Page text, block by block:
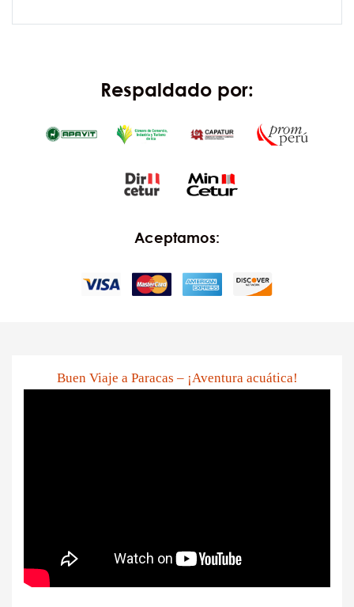
Respaldado por:
Aceptamos:
Buen Viaje a Paracas – ¡Aventura acuática!